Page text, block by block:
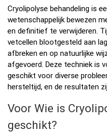
Cryolipolyse behandeling is
wetenschappelijk bewezen
en definitief te verwijderen.
vetcellen blootgesteld aan
afbreken en op natuurlijke
afgevoerd. Deze techniek is
geschikt voor diverse
hersteltijd, en de resultaten
Voor Wie is
geschikt?